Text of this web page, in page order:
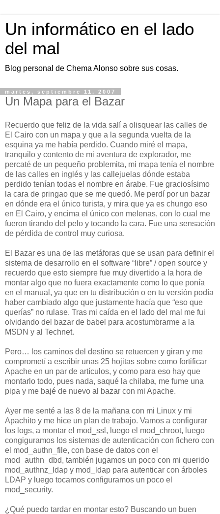
Un informático en el lado
del mal
Blog personal de Chema Alonso sobre sus cosas.
martes, septiembre 11, 2007
Un Mapa para el Bazar
Recuerdo que feliz de la vida salí a olisquear las calles de
El Cairo con un mapa y que a la segunda vuelta de la
esquina ya me había perdido. Cuando miré el mapa,
tranquilo y contento de mi aventura de explorador, me
percaté de un pequeño problemita, mi mapa tenía el nombre
de las calles en inglés y las callejuelas dónde estaba
perdido tenían todas el nombre en árabe. Fue graciosísimo
la cara de pringao que se me quedó. Me perdí por un bazar
en dónde era el único turista, y mira que ya es chungo eso
en El Cairo, y encima el único con melenas, con lo cual me
fueron tirando del pelo y tocando la cara. Fue una sensación
de pérdida de control muy curiosa.
El Bazar es una de las metáforas que se usan para definir el
sistema de desarrollo en el software “libre” / open source y
recuerdo que esto siempre fue muy divertido a la hora de
montar algo que no fuera exactamente como lo que ponía
en el manual, ya que en tu distribución o en tu versión podía
haber cambiado algo que justamente hacía que “eso que
querías” no rulase. Tras mi caída en el lado del mal me fui
olvidando del bazar de babel para acostumbrarme a la
MSDN y al Technet.
Pero… los caminos del destino se retuercen y giran y me
comprometí a escribir unas 25 hojitas sobre como fortificar
Apache en un par de artículos, y como para eso hay que
montarlo todo, pues nada, saqué la chilaba, me fume una
pipa y me bajé de nuevo al bazar con mi Apache.
Ayer me senté a las 8 de la mañana con mi Linux y mi
Apachito y me hice un plan de trabajo. Vamos a configurar
los logs, a montar el mod_ssl, luego el mod_chroot, luego
congiguramos los sistemas de autenticación con fichero con
el mod_authn_file, con base de datos con el
mod_authn_dbd, también jugamos un poco con mi querido
mod_authnz_ldap y mod_ldap para autenticar con árboles
LDAP y luego tocamos configuramos un poco el
mod_security.
¿Qué puedo tardar en montar esto? Buscando un buen